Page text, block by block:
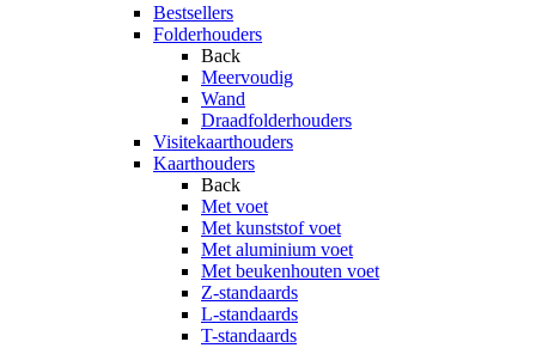
Bestsellers
Folderhouders
Back
Meervoudig
Wand
Draadfolderhouders
Visitekaarthouders
Kaarthouders
Back
Met voet
Met kunststof voet
Met aluminium voet
Met beukenhouten voet
Z-standaards
L-standaards
T-standaards